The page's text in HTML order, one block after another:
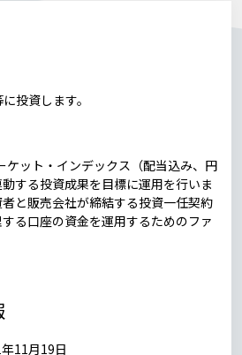
投資します。
ケット・インデックス（配当込み、円
する投資成果を目標に運用を行いま
と販売会社が締結する投資一任契約
る口座の資金を運用するためのファ
11月19日